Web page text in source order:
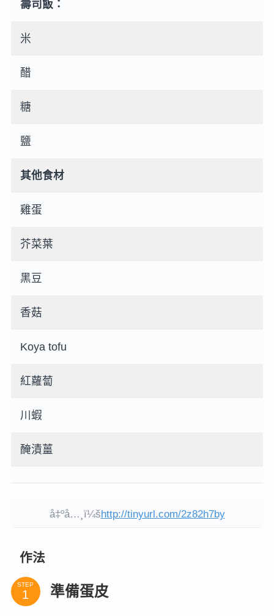
壽司飯：
米
醋
糖
鹽
其他食材
雞蛋
芥菜葉
黑豆
香菇
Koya tofu
紅蘿蔔
川蝦
醃漬薑
å‡ºå…¸ï¼šhttp://tinyurl.com/2z82h7by
作法
STEP 準備蛋皮